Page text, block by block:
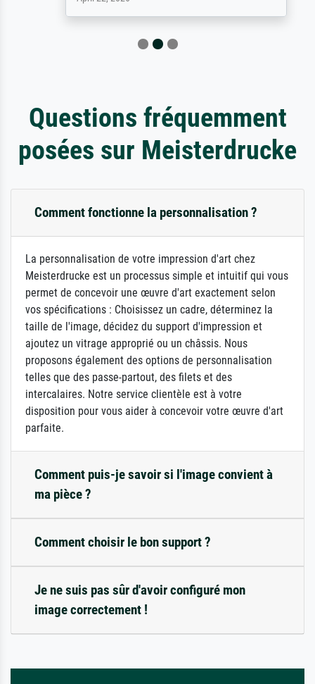
Questions fréquemment
posées sur Meisterdrucke
Comment fonctionne la personnalisation ?
La personnalisation de votre impression d'art chez
Meisterdrucke est un processus simple et intuitif qui vous
permet de concevoir une œuvre d'art exactement selon
vos spécifications : Choisissez un cadre, déterminez la
taille de l'image, décidez du support d'impression et
ajoutez un vitrage approprié ou un châssis. Nous
proposons également des options de personnalisation
telles que des passe-partout, des filets et des
intercalaires. Notre service clientèle est à votre
disposition pour vous aider à concevoir votre œuvre d'art
parfaite.
Comment puis-je savoir si l'image convient à
ma pièce ?
Comment choisir le bon support ?
Je ne suis pas sûr d'avoir configuré mon
image correctement !